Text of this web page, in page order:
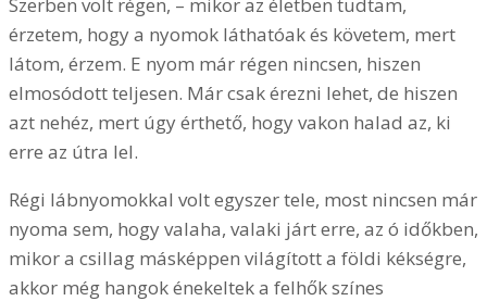
érzetem, hogy a nyomok láthatóak és követem, mert
látom, érzem. E nyom már régen nincsen, hiszen
elmosódott teljesen. Már csak érezni lehet, de hiszen
azt nehéz, mert úgy érthető, hogy vakon halad az, ki
erre az útra lel.
Régi lábnyomokkal volt egyszer tele, most nincsen már
nyoma sem, hogy valaha, valaki járt erre, az ó időkben,
mikor a csillag másképpen világított a földi kékségre,
akkor még hangok énekeltek a felhők színes